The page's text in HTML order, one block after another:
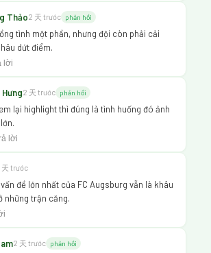
Thảo2 天 trước phản hồi
tình một phần, nhưng đội còn phải cải
dứt điểm.
lời
Hưng2 天 trước phản hồi
lại highlight thì đúng là tình huống đó ảnh
lời
天 trước
đề lớn nhất của FC Augsburg vẫn là khâu
những trận căng.
2 天 trước phản hồi